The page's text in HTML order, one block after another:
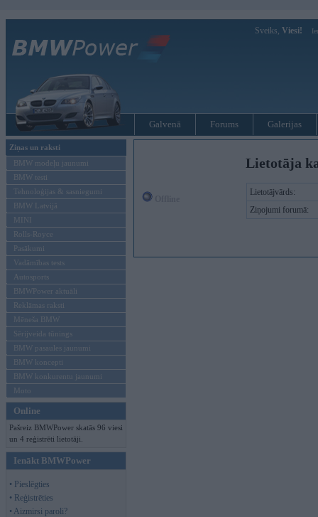
Sveiks, Viesi!
Galvenā Forums Galerijas
Ziņas un raksti
BMW modeļu jaunumi
BMW testi
Tehnoloģijas & sasniegumi
BMW Latvijā
MINI
Rolls-Royce
Pasākumi
Vadāmības tests
Autosports
BMWPower aktuāli
Reklāmas raksti
Mēneša BMW
Sērijveida tūnings
BMW pasaules jaunumi
BMW koncepti
BMW konkurentu jaunumi
Moto
Online
Pašreiz BMWPower skatās 96 viesi
un 4 reģistrēti lietotāji.
Ienākt BMWPower
• Pieslēgties
• Reģistrēties
• Aizmirsi paroli?
Lietotāja
Lietotājvārds:
Ziņojumi forumā: